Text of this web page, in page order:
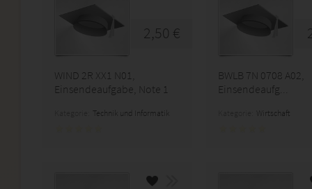
2,50 €
WIND 2R XX1 N01,
Einsendeaufgabe, Note 1
Technik und Informatik
BWLB 7N 0708 A02,
Einsendeaufg...
Wirtschaft